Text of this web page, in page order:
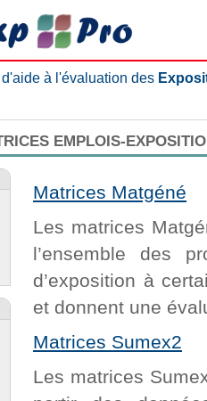
à l'évaluation des
EMPLOIS-
Matrices Matgéné
Les matrices
l’ensemble des
d’exposition à
et donnent une
Matrices Sumex2
Les matrices